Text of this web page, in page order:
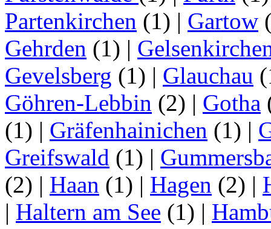
Partenkirchen (1) | Gartow
Gehrden (1) |
Gevelsberg (1) | Glauchau
Göhren-Lebbin (2) | Gotha
(1) | Gräfenhainichen (1) |
Greifswald (1) |
(2) | Haan (1) | Hagen (2) |
| Haltern am See (1) |